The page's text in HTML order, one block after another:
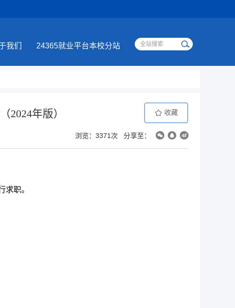
我们 24365就业平台本校分站
2024年版） 收藏
浏览：3371次 分享至：
求职。